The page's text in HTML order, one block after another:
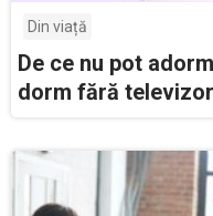
Din viață
De ce nu pot
dorm fără